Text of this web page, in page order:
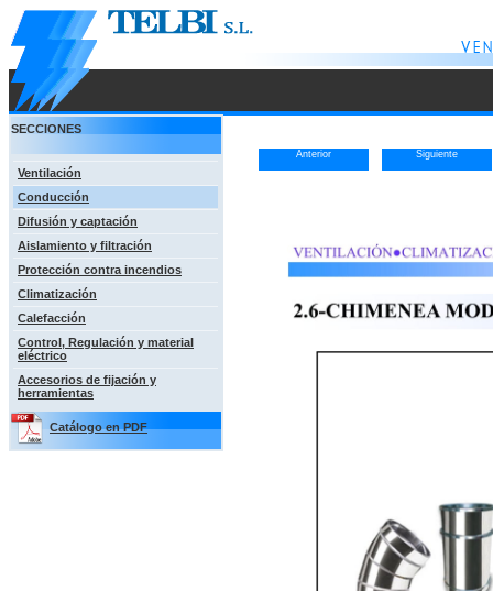
SECCIONES
Ventilación
Conducción
Difusión y captación
Aislamiento y filtración
Protección contra incendios
Climatización
Calefacción
Control, Regulación y material
eléctrico
Accesorios de fijación y
herramientas
Catálogo en PDF
Anterior Siguiente